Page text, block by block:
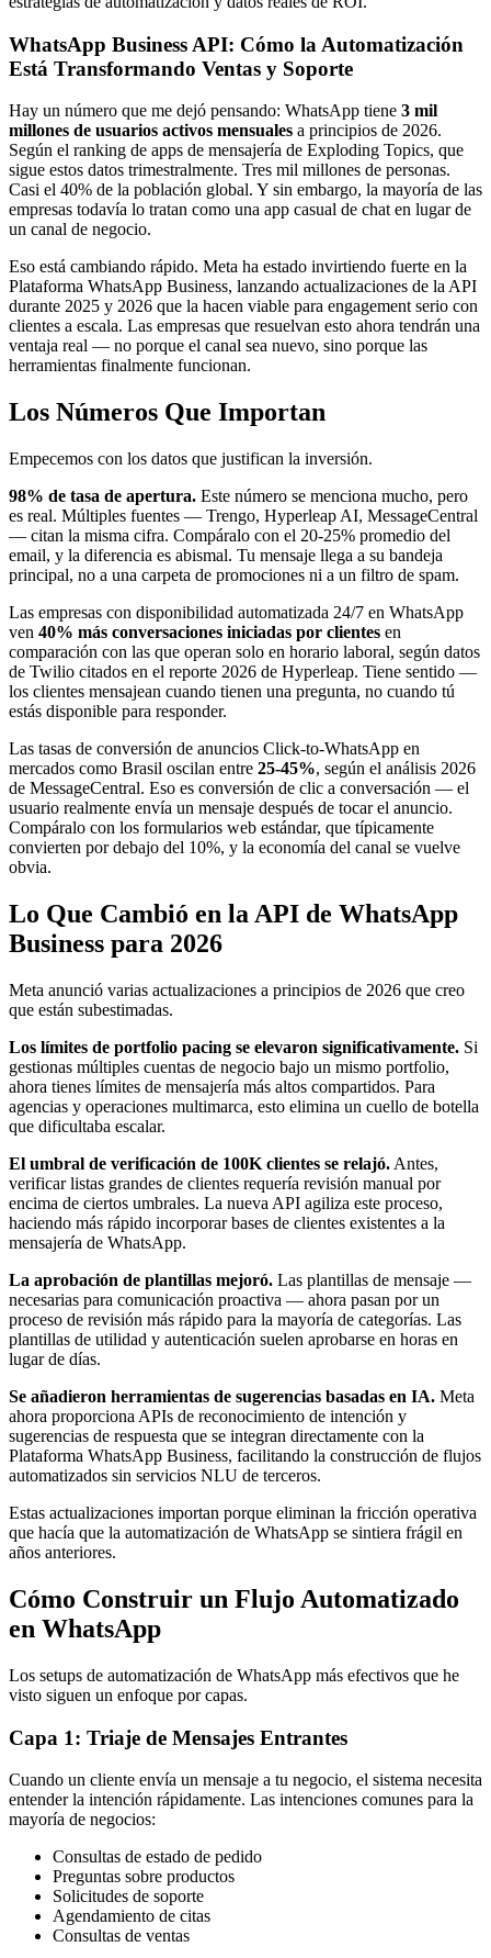
WhatsApp Business API: Cómo la Automatización
Está Transformando Ventas y Soporte
Hay un número que me dejó pensando: WhatsApp tiene 3 mil
millones de usuarios activos mensuales a principios de 2026.
Según el ranking de apps de mensajería de Exploding Topics, que
sigue estos datos trimestralmente. Tres mil millones de personas.
Casi el 40% de la población global. Y sin embargo, la mayoría de las
empresas todavía lo tratan como una app casual de chat en lugar de
un canal de negocio.
Eso está cambiando rápido. Meta ha estado invirtiendo fuerte en la
Plataforma WhatsApp Business, lanzando actualizaciones de la API
durante 2025 y 2026 que la hacen viable para engagement serio con
clientes a escala. Las empresas que resuelvan esto ahora tendrán una
ventaja real — no porque el canal sea nuevo, sino porque las
herramientas finalmente funcionan.
Los Números Que Importan
Empecemos con los datos que justifican la inversión.
98% de tasa de apertura. Este número se menciona mucho, pero
es real. Múltiples fuentes — Trengo, Hyperleap AI, MessageCentral
— citan la misma cifra. Compáralo con el 20-25% promedio del
email, y la diferencia es abismal. Tu mensaje llega a su bandeja
principal, no a una carpeta de promociones ni a un filtro de spam.
Las empresas con disponibilidad automatizada 24/7 en WhatsApp
ven 40% más conversaciones iniciadas por clientes en
comparación con las que operan solo en horario laboral, según datos
de Twilio citados en el reporte 2026 de Hyperleap. Tiene sentido —
los clientes mensajean cuando tienen una pregunta, no cuando tú
estás disponible para responder.
Las tasas de conversión de anuncios Click-to-WhatsApp en
mercados como Brasil oscilan entre 25-45%, según el análisis 2026
de MessageCentral. Eso es conversión de clic a conversación — el
usuario realmente envía un mensaje después de tocar el anuncio.
Compáralo con los formularios web estándar, que típicamente
convierten por debajo del 10%, y la economía del canal se vuelve
obvia.
Lo Que Cambió en la API de WhatsApp
Business para 2026
Meta anunció varias actualizaciones a principios de 2026 que creo
que están subestimadas.
Los límites de portfolio pacing se elevaron significativamente. Si
gestionas múltiples cuentas de negocio bajo un mismo portfolio,
ahora tienes límites de mensajería más altos compartidos. Para
agencias y operaciones multimarca, esto elimina un cuello de botella
que dificultaba escalar.
El umbral de verificación de 100K clientes se relajó. Antes,
verificar listas grandes de clientes requería revisión manual por
encima de ciertos umbrales. La nueva API agiliza este proceso,
haciendo más rápido incorporar bases de clientes existentes a la
mensajería de WhatsApp.
La aprobación de plantillas mejoró. Las plantillas de mensaje —
necesarias para comunicación proactiva — ahora pasan por un
proceso de revisión más rápido para la mayoría de categorías. Las
plantillas de utilidad y autenticación suelen aprobarse en horas en
lugar de días.
Se añadieron herramientas de sugerencias basadas en IA. Meta
ahora proporciona APIs de reconocimiento de intención y
sugerencias de respuesta que se integran directamente con la
Plataforma WhatsApp Business, facilitando la construcción de flujos
automatizados sin servicios NLU de terceros.
Estas actualizaciones importan porque eliminan la fricción operativa
que hacía que la automatización de WhatsApp se sintiera frágil en
años anteriores.
Cómo Construir un Flujo Automatizado
en WhatsApp
Los setups de automatización de WhatsApp más efectivos que he
visto siguen un enfoque por capas.
Capa 1: Triaje de Mensajes Entrantes
Cuando un cliente envía un mensaje a tu negocio, el sistema necesita
entender la intención rápidamente. Las intenciones comunes para la
mayoría de negocios:
Consultas de estado de pedido
Preguntas sobre productos
Solicitudes de soporte
Agendamiento de citas
Consultas de ventas